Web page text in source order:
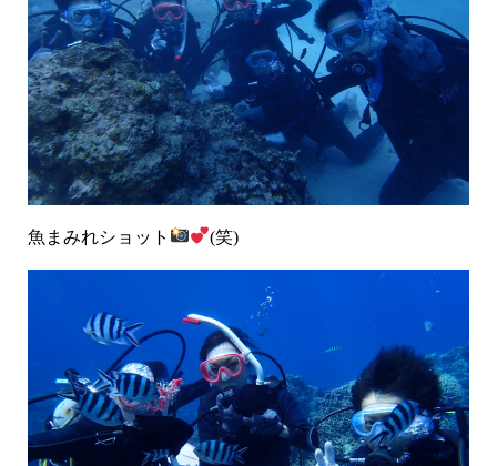
魚まみれショット (笑)